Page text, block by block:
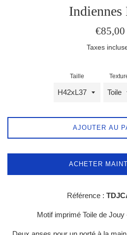
Indiennes
Prix
€85,00
Taxes
Taille
AJOUTER AU
ACHETER
Référence :
Motif imprimé Toile de Jouy